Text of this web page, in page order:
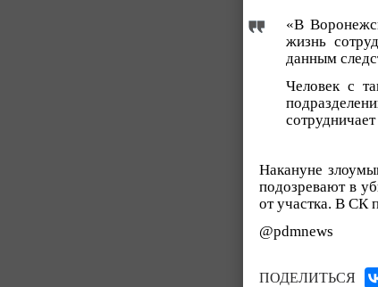
«В
жизнь
данным
Человек с
Накануне
подозревают в
от участка. В СК
@pdmnews
ПОДЕЛИТЬСЯ